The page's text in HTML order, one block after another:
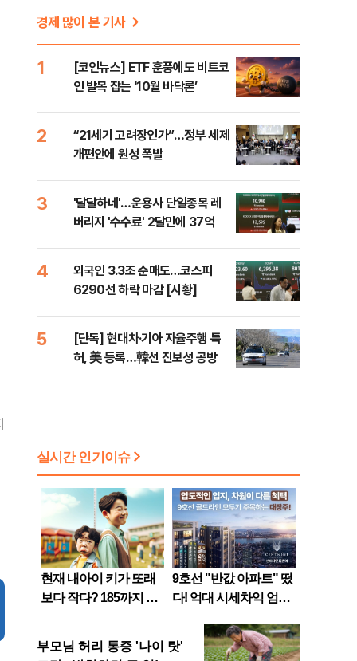
경제 많이 본 기사
1
[코인뉴스] ETF 훈풍에도 비트코
인 발목 잡는 ‘10월 바닥론’
2
“21세기 고려장인가”…정부 세제
개편안에 원성 폭발
3
'달달하네'…운용사 단일종목 레
버리지 '수수료' 2달만에 37억
4
외국인 3.3조 순매도…코스피
6290선 하락 마감 [시황]
5
[단독] 현대차·기아 자율주행 특
허, 美 등록…韓선 진보성 공방